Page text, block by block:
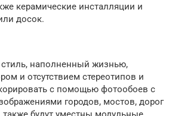
керамические инсталляции и
досок.
наполненный жизнью,
и отсутствием стереотипов и
с помощью фотообоев с
городов, мостов, дорог